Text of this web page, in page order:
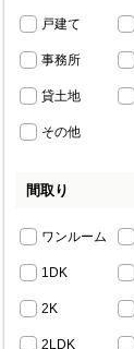
戸建て
事務所
貸土地
その他
間取り
ワンルーム
1DK
2K
2LDK